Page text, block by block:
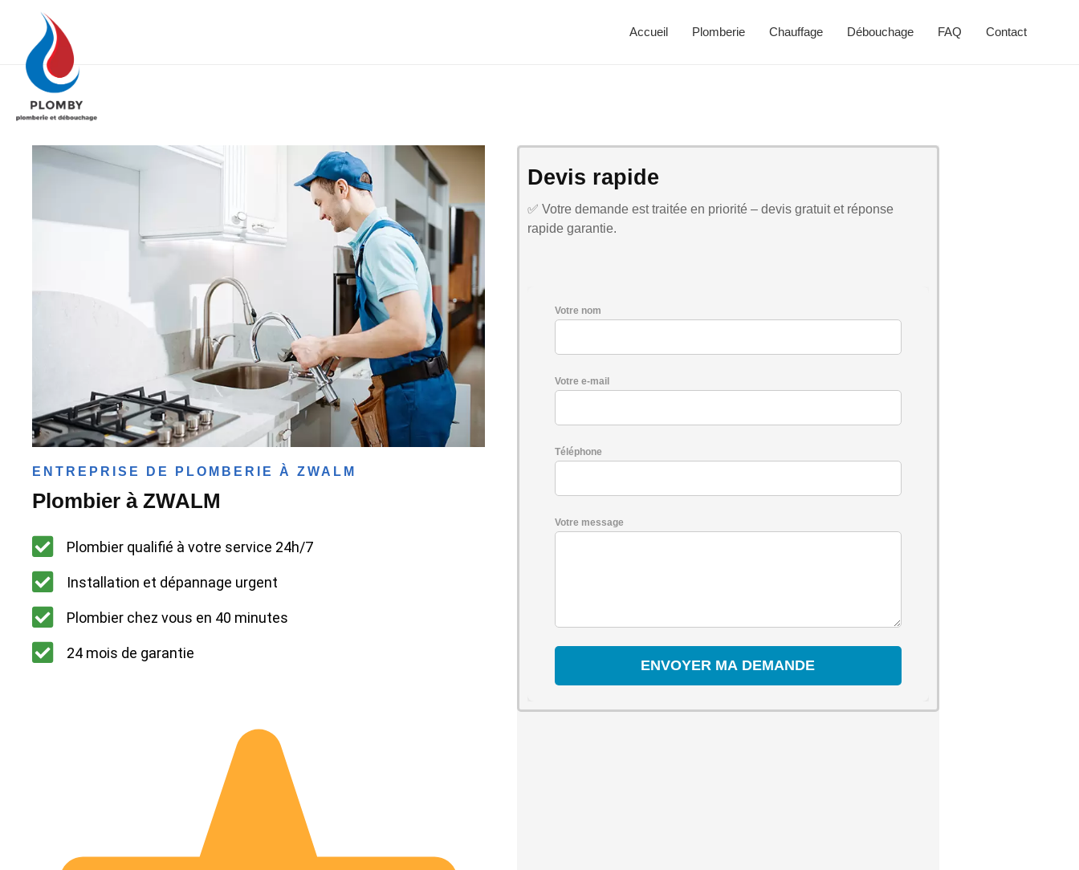
Accueil Plomberie Chauffage Débouchage FAQ Contact
ENTREPRISE DE PLOMBERIE À ZWALM
Plombier à ZWALM
Plombier qualifié à votre service 24h/7
Installation et dépannage urgent
Plombier chez vous en 40 minutes
24 mois de garantie
Devis rapide
✅ Votre demande est traitée en priorité – devis gratuit et réponse
rapide garantie.
Votre nom
Votre e-mail
Téléphone
Votre message